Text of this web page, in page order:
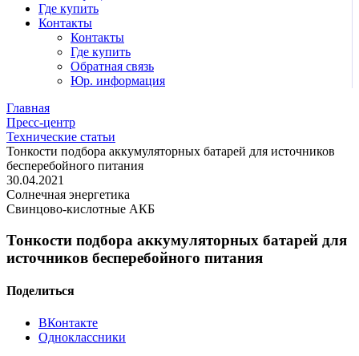
Где купить
Контакты
Контакты
Где купить
Обратная связь
Юр. информация
Главная
Пресс-центр
Технические статьи
Тонкости подбора аккумуляторных батарей для источников
бесперебойного питания
30.04.2021
Солнечная энергетика
Свинцово-кислотные АКБ
Тонкости подбора аккумуляторных батарей для
источников бесперебойного питания
Поделиться
ВКонтакте
Одноклассники